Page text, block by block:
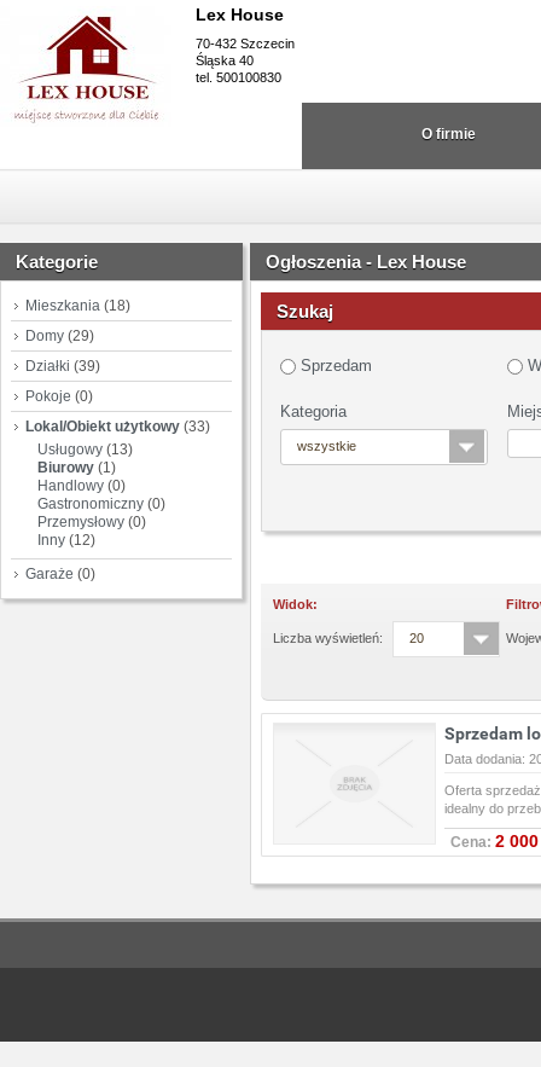
Lex House
70-432 Szczecin
Śląska 40
tel. 500100830
O firmie
Kategorie
Mieszkania (18)
Domy (29)
Działki (39)
Pokoje (0)
Lokal/Obiekt użytkowy (33)
Usługowy (13)
Biurowy (1)
Handlowy (0)
Gastronomiczny (0)
Przemysłowy (0)
Inny (12)
Garaże (0)
Ogłoszenia - Lex House
Szukaj
Sprzedam
Kategoria
wszystkie
Widok:
Liczba wyświetleń: 20
Sprzedam
Data dodania:
Oferta
idealny do
Cena: 2